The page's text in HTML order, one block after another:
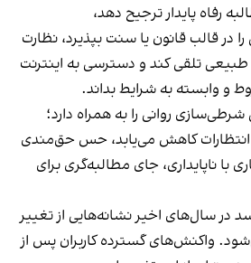
رفاه پایدار ترجیح دهد،
در قالب قانون یا سنت بپذیرد، نظارت
طبیعی تلقی کند و دسترسی به اینترنت
و وابسته به شرایط بداند.
روانی را به همراه دارد؛
کاهش می‌یابد، حس حق‌مندی
با ناپایداری، جای مطالبه‌گری برای
در سال‌های اخیر نشانه‌هایی از تغییر
واکنش‌های گسترده کاربران پس از